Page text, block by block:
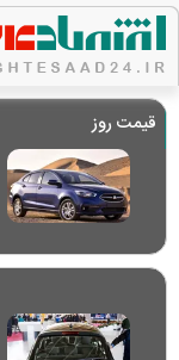
قیمت روز